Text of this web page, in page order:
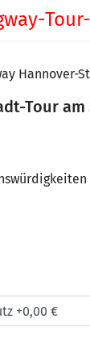
Hannover-
Tour am